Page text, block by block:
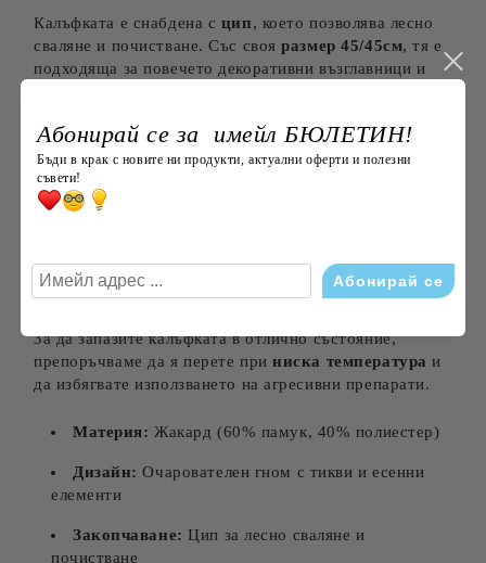
Калъфката е снабдена с цип, което позволява лесно
сваляне и почистване. Със свояразмер 45/45см, тя е
подходяща за повечето декоративни възглавници и
Перфектният Подарък
Търсите оригинален и стилен подарък? Тази
декоративна калъфка е отличен избор за вашите
дома си.
Инструкции за Поддръжка
За да запазите калъфката в отлично състояние,
препоръчваме да я перете приниска температура и
да избягвате използването на агресивни препарати.
Материя: Жакард (60% памук, 40% полиестер)
Дизайн: Очарователен гном с тикви и есенни
елементи
Закопчаване: Цип за лесно сваляне и
почистване
Абонирай се за имейл БЮЛЕТИН!
Бъди в крак с новите ни продукти, актуални оферти и полезни
съвети!